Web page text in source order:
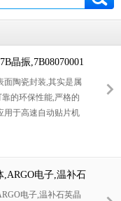
晶振,7B08070001
面陶瓷封装,其实是属
的环保性能,严格的
用于高速自动贴片机
令豁免的密封玻璃中
,ARGO电子,温补石
器 电子,温补石英晶